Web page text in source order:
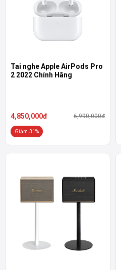
Tai nghe Apple AirPods Pro
2 2022 Chính Hãng
4,850,000đ 6,990,000đ
Giảm 31%